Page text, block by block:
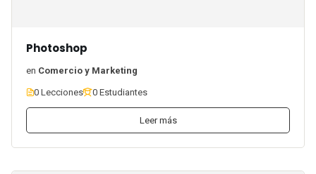
Photoshop
en Comercio y Marketing
0 Lecciones 0 Estudiantes
Leer más